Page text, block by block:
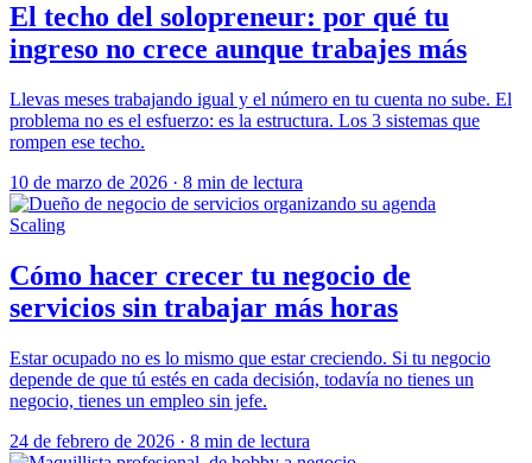
El techo del solopreneur: por qué tu
ingreso no crece aunque trabajes más
Llevas meses trabajando igual y el número en tu cuenta no sube. El
problema no es el esfuerzo: es la estructura. Los 3 sistemas que
rompen ese techo.
10 de marzo de 2026 · 8 min de lectura
Scaling
Cómo hacer crecer tu negocio de
servicios sin trabajar más horas
Estar ocupado no es lo mismo que estar creciendo. Si tu negocio
depende de que tú estés en cada decisión, todavía no tienes un
negocio, tienes un empleo sin jefe.
24 de febrero de 2026 · 8 min de lectura